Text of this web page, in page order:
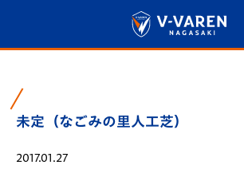
未定（なごみの里人工芝）
2017.01.27